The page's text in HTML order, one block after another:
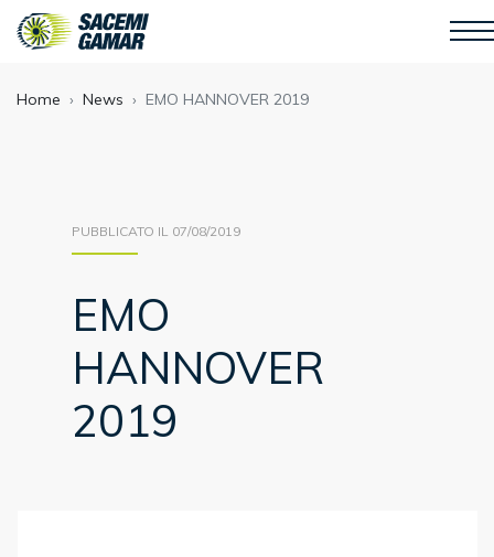
Home News EMO HANNOVER 2019
PUBBLICATO IL 07/08/2019
EMO
HANNOVER
2019